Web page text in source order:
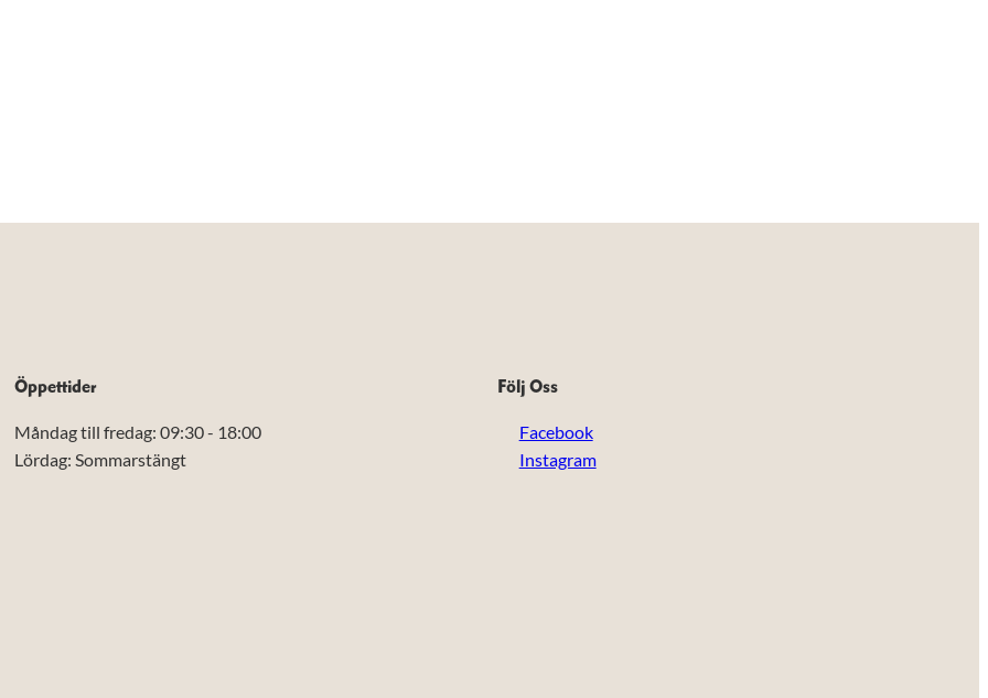
Öppettider
Måndag till fredag: 09:30 - 18:00
Lördag: Sommarstängt
Följ Oss
Facebook
Instagram